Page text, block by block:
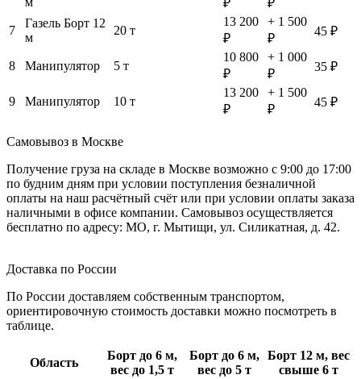
7
Газель Борт 12
м
20 т
13 200
₽
+ 1 500
₽
45 ₽
8 Манипулятор 5 т
10 800
₽
+ 1 000
₽
35 ₽
9 Манипулятор 10 т
13 200
₽
+ 1 500
₽
45 ₽
Самовывоз в Москве
Получение груза на складе в Москве возможно с 9:00 до 17:00
по будним дням при условии поступления безналичной
оплаты на наш расчётный счёт или при условии оплаты заказа
наличными в офисе компании. Самовывоз осуществляется
бесплатно по адресу: МО, г. Мытищи, ул. Силикатная, д. 42.
Доставка по России
По России доставляем собственным транспортом,
ориентировочную стоимость доставки можно посмотреть в
таблице.
Область
Борт до 6 м,
вес до 1,5 т
Борт до 6 м,
вес до 5 т
Борт 12 м, вес
свыше 6 т